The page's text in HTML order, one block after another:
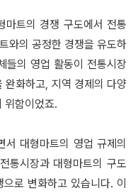
마트의 경쟁 구도에서 전통
와의 공정한 경쟁을 유도하
들의 영업 활동이 전통시장
완화하고, 지역 경제의 다양
위함이었죠.
대형마트의 영업 규제의
통시장과 대형마트의 구도
로 변화하고 있습니다. 이